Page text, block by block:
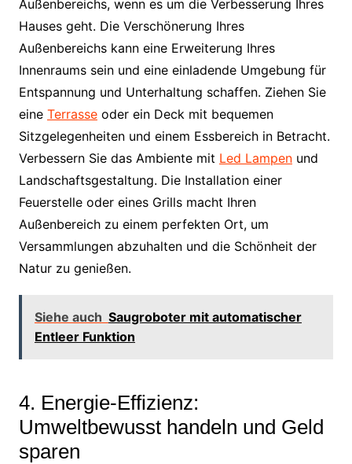
Außenbereichs, wenn es um die Verbesserung Ihres
Hauses geht. Die Verschönerung Ihres
Außenbereichs kann eine Erweiterung Ihres
Innenraums sein und eine einladende Umgebung für
Entspannung und Unterhaltung schaffen. Ziehen Sie
eine Terrasseoder ein Deck mit bequemen
Sitzgelegenheiten und einem Essbereich in Betracht.
Verbessern Sie das Ambiente mit Led Lampenund
Landschaftsgestaltung. Die Installation einer
Feuerstelle oder eines Grills macht Ihren
Außenbereich zu einem perfekten Ort, um
Versammlungen abzuhalten und die Schönheit der
Natur zu genießen.
Siehe auch Saugroboter mit automatischer
Entleer Funktion
4. Energie-Effizienz:
Umweltbewusst handeln und Geld
sparen